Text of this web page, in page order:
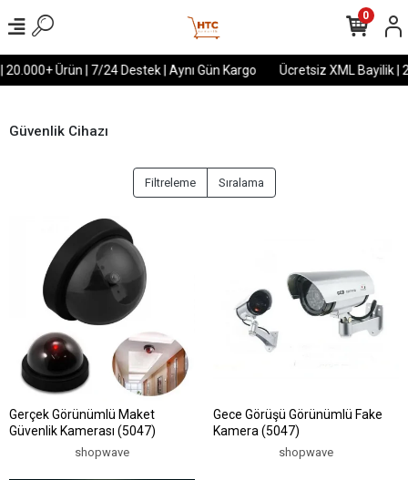
Ürün | 7/24 Destek | Aynı Gün Kargo Ücretsiz XML Bayilik |
0
Güvenlik Cihazı
Filtreleme Sıralama
Gerçek Görünümlü Maket
Güvenlik Kamerası (5047)
shopwave
Gece Görüşü Görünümlü Fake
Kamera (5047)
shopwave